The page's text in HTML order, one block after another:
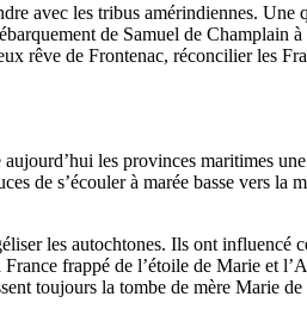
avec les tribus amérindiennes.
de Samuel de
rêve de Frontenac, réconcilier les
les provinces maritimes
de s’écouler à marée basse vers la
les autochtones. Ils ont
frappé de l’étoile de Marie et
toujours la tombe de mère Marie